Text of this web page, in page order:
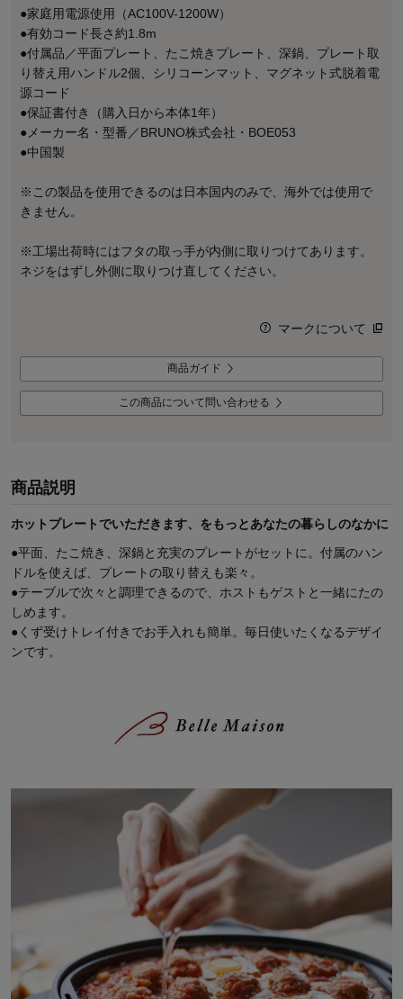
●家庭用電源使用（AC100V-1200W）
●有効コード長さ約1.8m
●付属品／平面プレート、たこ焼きプレート、深鍋、プレート取
り替え用ハンドル2個、シリコーンマット、マグネット式脱着電
源コード
●保証書付き（購入日から本体1年）
●メーカー名・型番／BRUNO株式会社・BOE053
●中国製
※この製品を使用できるのは日本国内のみで、海外では使用で
きません。
※工場出荷時にはフタの取っ手が内側に取りつけてあります。
ネジをはずし外側に取りつけ直してください。
マークについて
商品ガイド
この商品について問い合わせる
商品説明
ホットプレートでいただきます、をもっとあなたの暮らしのなかに
●平面、たこ焼き、深鍋と充実のプレートがセットに。付属のハン
ドルを使えば、プレートの取り替えも楽々。
●テーブルで次々と調理できるので、ホストもゲストと一緒にたの
しめます。
●くず受けトレイ付きでお手入れも簡単。毎日使いたくなるデザイ
ンです。